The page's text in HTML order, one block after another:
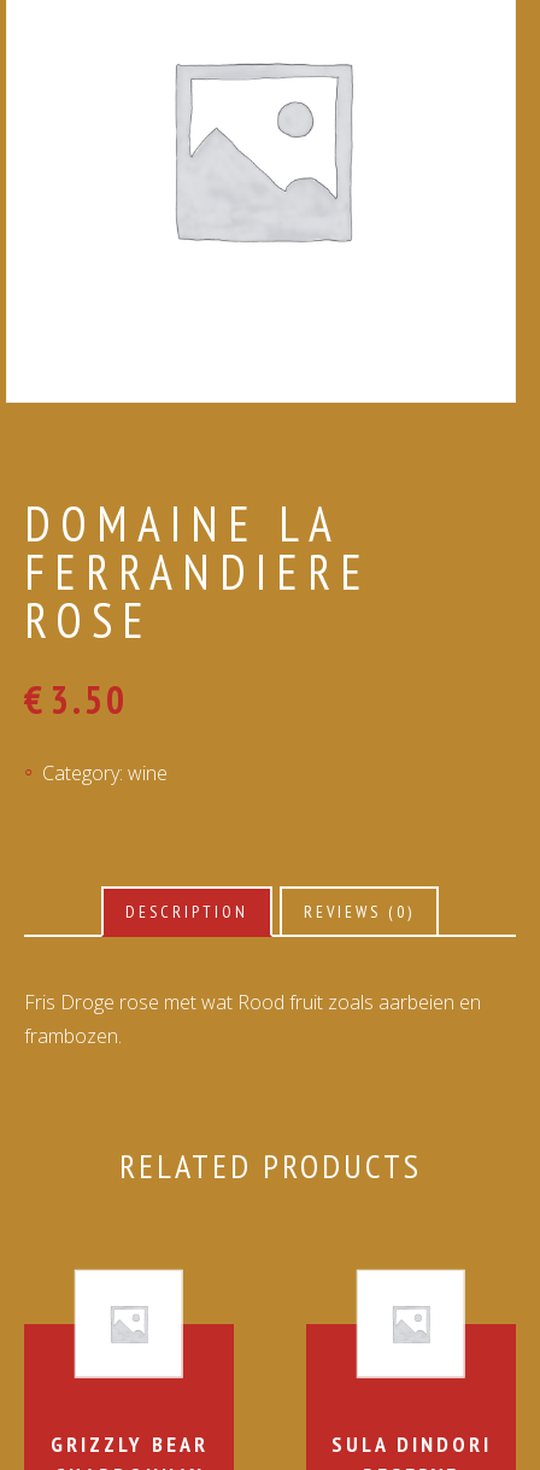
DOMAINE LA
FERRANDIERE
ROSE
€ 3.50
Category: wine
DESCRIPTION REVIEWS (0)
Fris Droge rose met wat Rood fruit zoals aarbeien en
frambozen.
RELATED PRODUCTS
GRIZZLY BEAR
SULA DINDORI